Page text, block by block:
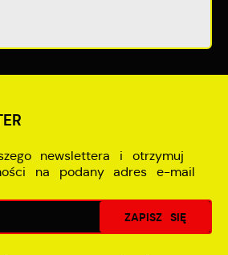
newslettera i otrzymuj
na podany adres e-mail